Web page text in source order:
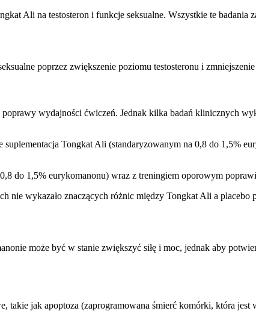
Ali na testosteron i funkcje seksualne. Wszystkie te badania
poprzez zwiększenie poziomu testosteronu i
wydajności ćwiczeń. Jednak kilka badań klinicznych
Tongkat Ali (standaryzowanym na 0,8 do 1,5%
do 1,5% eurykomanonu) wraz z treningiem oporowym
nie wykazało znaczących różnic między Tongkat Ali a
może być w stanie zwiększyć siłę i moc, jednak aby
takie jak apoptoza (zaprogramowana śmierć komórki, która